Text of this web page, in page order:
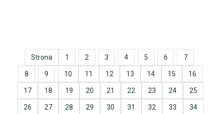
Strona 1 2 3 4 5 6 7
8 9 10 11 12 13 14 15 16
17 18 19 20 21 22 23 24 25
26 27 28 29 30 31 32 33 34